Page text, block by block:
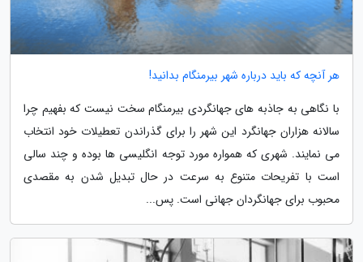
هر آنچه که باید درباره شهر بیرمنگام بدانید!
با نگاهی به جاذبه های جهانگردی بیرمنگام سخت نیست که بفهیم چرا
سالانه هزاران جهانگرد این شهر را برای گذراندن تعطیلات خود انتخاب
می نمایند. شهری که همواره مورد توجه انگلیسی ها بوده و چند سالی
است با تفریحات متنوع به سرعت در حال تبدیل شدن به مقصدی
محبوب برای جهانگردان جهانی است. پس...